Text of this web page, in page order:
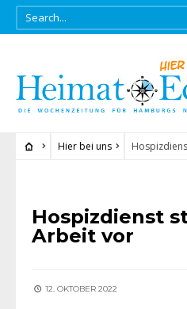
Hier bei uns
Hospizdienst
Arbeit vor
12. OKTOBER 2022